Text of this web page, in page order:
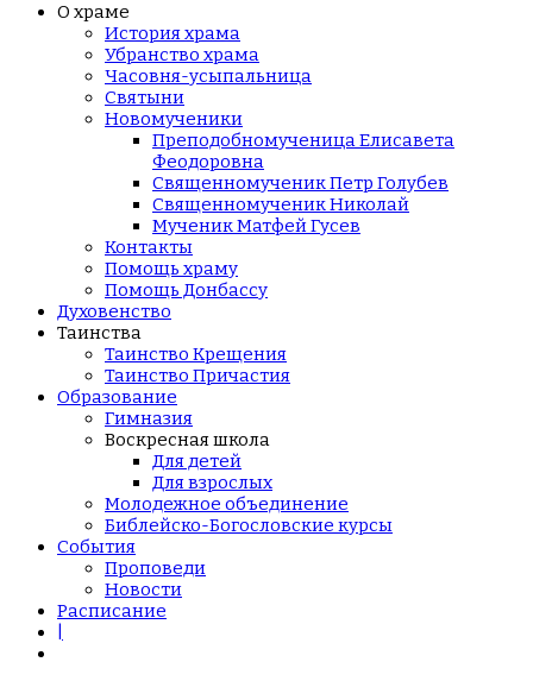
О храме
История храма
Убранство храма
Часовня-усыпальница
Святыни
Новомученики
Преподобномученица Елисавета
Феодоровна
Священномученик Петр Голубев
Священномученик Николай
Мученик Матфей Гусев
Контакты
Помощь храму
Помощь Донбассу
Духовенство
Таинства
Таинство Крещения
Таинство Причастия
Образование
Гимназия
Воскресная школа
Для детей
Для взрослых
Молодежное объединение
Библейско-Богословские курсы
События
Проповеди
Новости
Расписание